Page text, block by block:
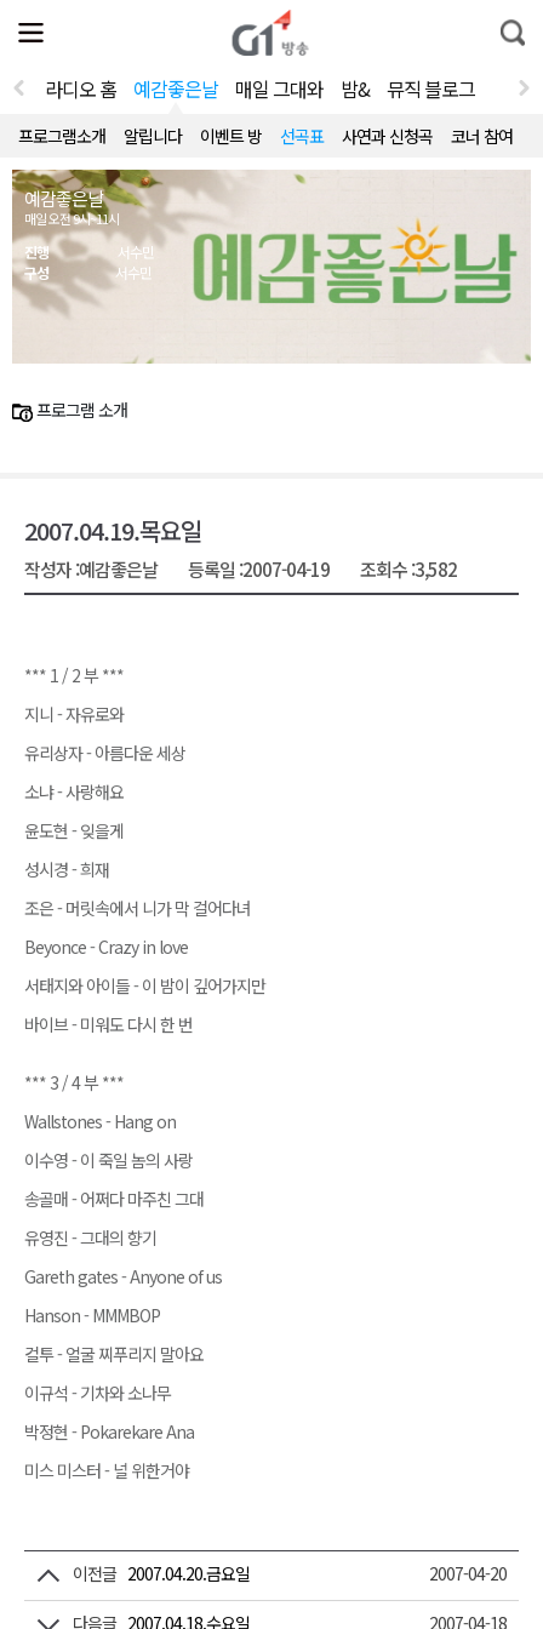
전
체
뉴
열
통
합
라디오 홈 예감좋은날 매일 그대와 밤& 뮤직 블로그
프로그램소개 알립니다 이벤트 방 선곡표 사연과 신청곡 코너 참여
예감좋은날
매일 오전 9시~11시
진행
서수민
구성
서수민
프로그램 소개
2007.04.19.목요일
작성자 :예감좋은날 등록일 :2007-04-19 조회수 :3,582
*** 1 / 2 부 ***
지니 - 자유로와
유리상자 - 아름다운 세상
소냐 - 사랑해요
윤도현 - 잊을게
성시경 - 희재
조은 - 머릿속에서 니가 막 걸어다녀
Beyonce - Crazy in love
서태지와 아이들 - 이 밤이 깊어가지만
바이브 - 미워도 다시 한 번
*** 3 / 4 부 ***
Wallstones - Hang on
이수영 - 이 죽일 놈의 사랑
송골매 - 어쩌다 마주친 그대
유영진 - 그대의 향기
Gareth gates - Anyone of us
Hanson - MMMBOP
컬투 - 얼굴 찌푸리지 말아요
이규석 - 기차와 소나무
박정현 - Pokarekare Ana
미스 미스터 - 널 위한거야
이전글 2007.04.20.금요일 2007-04-20
다음글 2007.04.18.수요일 2007-04-18